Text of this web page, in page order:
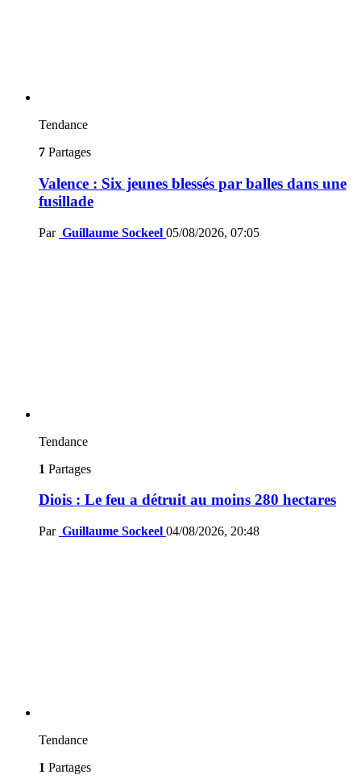
Tendance
7 Partages
Valence : Six jeunes blessés par balles dans une
fusillade
Par Guillaume Sockeel 05/08/2026, 07:05
Tendance
1 Partages
Diois : Le feu a détruit au moins 280 hectares
Par Guillaume Sockeel 04/08/2026, 20:48
Tendance
1 Partages